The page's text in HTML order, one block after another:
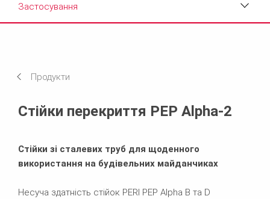
Застосування
Продукти
Стійки перекриття PEP Alpha-2
Стійки зі сталевих труб для щоденного
використання на будівельних майданчиках
Несуча здатність стійок PERI PEP Alpha B та D